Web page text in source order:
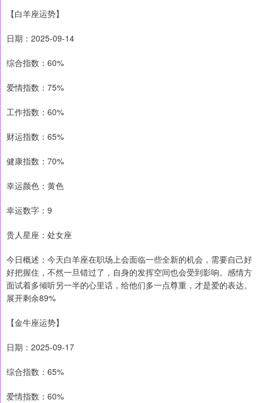
【白羊座运势】
日期：2025-09-14
综合指数：60%
爱情指数：75%
工作指数：60%
财运指数：65%
健康指数：70%
幸运颜色：黄色
幸运数字：9
贵人星座：处女座
今日概述：今天白羊座在职场上会面临一些全新的机会，需要自己好
好把握住，不然一旦错过了，自身的发挥空间也会受到影响。感情方
面试着多倾听另一半的心里话，给他们多一点尊重，才是爱的表达。
展开剩余89%
【金牛座运势】
日期：2025-09-17
综合指数：65%
爱情指数：60%